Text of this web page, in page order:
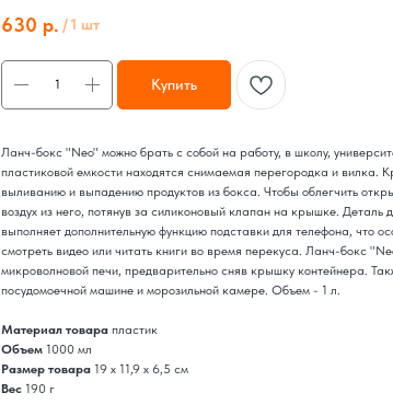
630 р. /1 шт
Купить
Ланч-бокс "Neo" можно брать с собой на работу, в школу,
пластиковой емкости находятся снимаемая перегородка и вилка.
выливанию и выпадению продуктов из бокса. Чтобы облегчить
воздух из него, потянув за силиконовый клапан на крышке.
выполняет дополнительную функцию подставки для телефона, что
смотреть видео или читать книги во время перекуса. Ланч-бокс
микроволновой печи, предварительно сняв крышку контейнера.
посудомоечной машине и морозильной камере. Объем - 1 л.
Материал товара пластик
Объем 1000 мл
Размер товара 19 х 11,9 х 6,5 см
Вес 190 г